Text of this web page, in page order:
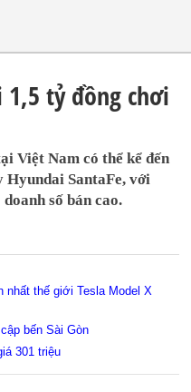
tỷ đồng chơi
Việt Nam có thể kể đến
Hyundai SantaFe, với
số bán cao.
nhất thế giới Tesla Model X
bến Sài Gòn
301 triệu